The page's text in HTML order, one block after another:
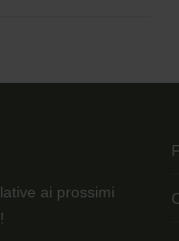
ai prossimi